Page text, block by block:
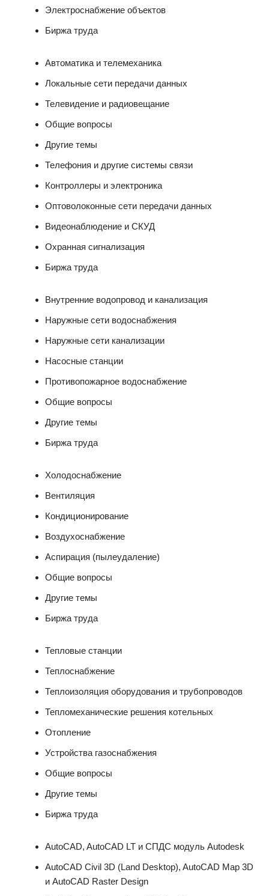
Электроснабжение объектов
Биржа труда
Автоматика и телемеханика
Локальные сети передачи данных
Телевидение и радиовещание
Общие вопросы
Другие темы
Телефония и другие системы связи
Контроллеры и электроника
Оптоволоконные сети передачи данных
Видеонаблюдение и СКУД
Охранная сигнализация
Биржа труда
Внутренние водопровод и канализация
Наружные сети водоснабжения
Наружные сети канализации
Насосные станции
Противопожарное водоснабжение
Общие вопросы
Другие темы
Биржа труда
Холодоснабжение
Вентиляция
Кондиционирование
Воздухоснабжение
Аспирация (пылеудаление)
Общие вопросы
Другие темы
Биржа труда
Тепловые станции
Теплоснабжение
Теплоизоляция оборудования и трубопроводов
Тепломеханические решения котельных
Отопление
Устройства газоснабжения
Общие вопросы
Другие темы
Биржа труда
AutoCAD, AutoCAD LT и СПДС модуль Autodesk
AutoCAD Civil 3D (Land Desktop), AutoCAD Map 3D
и AutoCAD Raster Design